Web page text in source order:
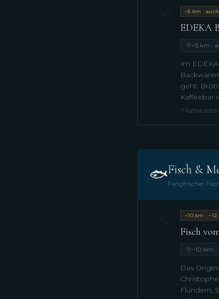
~5 km ·
EDEKA
~5 km ·
Im
geht:
Kaffeebar
🐟Fisch &
Fangfrischer
~10 km ·
Fisch
~10 km ·
Das
Flundern,